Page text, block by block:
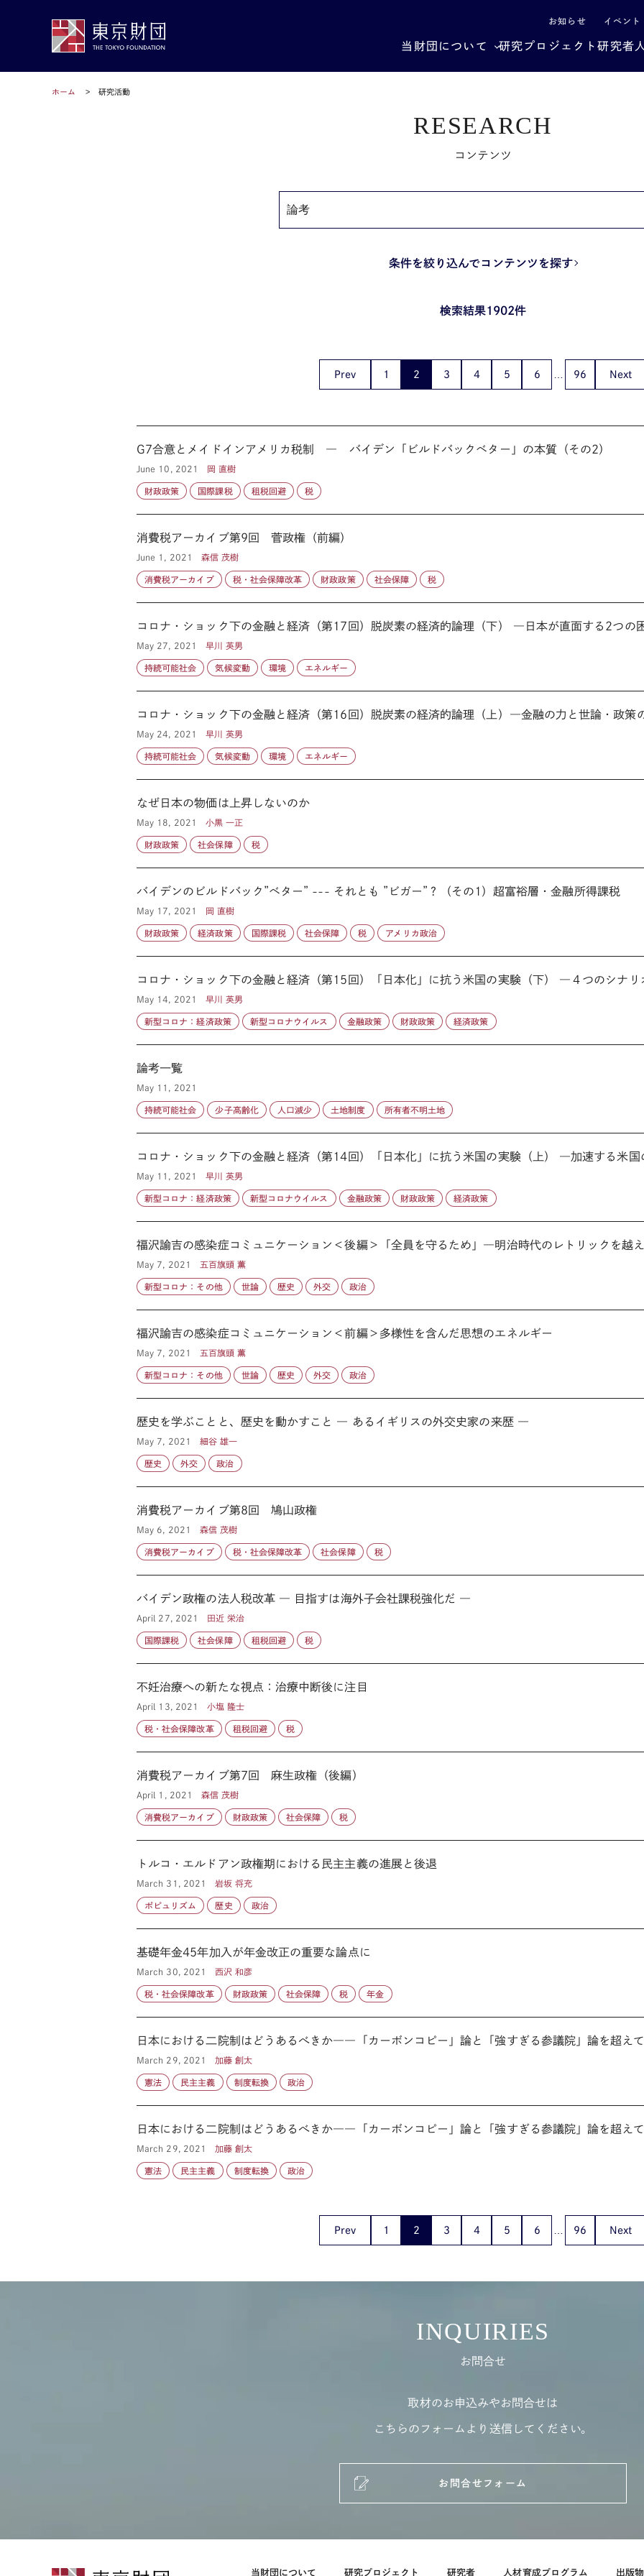
お知らせ イベント
当財団について 研究プロジェクト研究者
ホーム 研究活動
RESEARCH
コンテンツ
条件を絞り込んでコンテンツを探す
検索結果1902件
Prev 1 2 3 4 5 6 96 Next
G7合意とメイドインアメリカ税制 ― バイデン「ビルドバックベター」の本質（その2）
June 10, 2021 岡 直樹
財政政策 国際課税 租税回避 税
消費税アーカイブ第9回 菅政権（前編）
June 1, 2021 森信 茂樹
消費税アーカイブ 税・社会保障改革 財政政策 社会保障 税
コロナ・ショック下の金融と経済（第17回）脱炭素の経済的論理（下） ―日本が直面する2つの
May 27, 2021 早川 英男
持続可能社会 気候変動 環境 エネルギー
コロナ・ショック下の金融と経済（第16回）脱炭素の経済的論理（上）―金融の力と世論・政策
May 24, 2021 早川 英男
持続可能社会 気候変動 環境 エネルギー
なぜ日本の物価は上昇しないのか
May 18, 2021 小黒 一正
財政政策 社会保障 税
バイデンのビルドバック”ベター” --- それとも ”ビガー”？（その1）超富裕層・金融所得課税
May 17, 2021 岡 直樹
財政政策 経済政策 国際課税 社会保障 税 アメリカ政治
コロナ・ショック下の金融と経済（第15回）「日本化」に抗う米国の実験（下） ―４つのシナ
May 14, 2021 早川 英男
新型コロナ：経済政策 新型コロナウイルス 金融政策 財政政策 経済政策
論考一覧
May 11, 2021
持続可能社会 少子高齢化 人口減少 土地制度 所有者不明土地
コロナ・ショック下の金融と経済（第14回）「日本化」に抗う米国の実験（上） ―加速する米国
May 11, 2021 早川 英男
新型コロナ：経済政策 新型コロナウイルス 金融政策 財政政策 経済政策
福沢諭吉の感染症コミュニケーション＜後編＞「全員を守るため」―明治時代のレトリックを越
May 7, 2021 五百旗頭 薫
新型コロナ：その他 世論 歴史 外交 政治
福沢諭吉の感染症コミュニケーション＜前編＞多様性を含んだ思想のエネルギー
May 7, 2021 五百旗頭 薫
新型コロナ：その他 世論 歴史 外交 政治
歴史を学ぶことと、歴史を動かすこと ― あるイギリスの外交史家の来歴 ―
May 7, 2021 細谷 雄一
歴史 外交 政治
消費税アーカイブ第8回 鳩山政権
May 6, 2021 森信 茂樹
消費税アーカイブ 税・社会保障改革 社会保障 税
バイデン政権の法人税改革 ― 目指すは海外子会社課税強化だ ―
April 27, 2021 田近 栄治
国際課税 社会保障 租税回避 税
不妊治療への新たな視点：治療中断後に注目
April 13, 2021 小塩 隆士
税・社会保障改革 租税回避 税
消費税アーカイブ第7回 麻生政権（後編）
April 1, 2021 森信 茂樹
消費税アーカイブ 財政政策 社会保障 税
トルコ・エルドアン政権期における民主主義の進展と後退
March 31, 2021 岩坂 将充
ポピュリズム 歴史 政治
基礎年金45年加入が年金改正の重要な論点に
March 30, 2021 西沢 和彦
税・社会保障改革 財政政策 社会保障 税 年金
日本における二院制はどうあるべきか――「カーボンコピー」論と「強すぎる参議院」論を超えて
March 29, 2021 加藤 創太
憲法 民主主義 制度転換 政治
日本における二院制はどうあるべきか――「カーボンコピー」論と「強すぎる参議院」論を超えて
March 29, 2021 加藤 創太
憲法 民主主義 制度転換 政治
Prev 1 2 3 4 5 6 96 Next
INQUIRIES
お問合せ
取材のお申込みやお問合せは
こちらのフォームより送信してください。
お問合せフォーム
当財団について 研究プロジェクト 研究者 人材育成プログラム 出版